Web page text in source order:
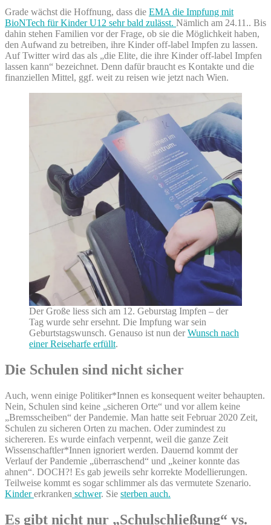
Grade wächst die Hoffnung, dass die EMA die Impfung mit
BioNTech für Kinder U12 sehr bald zulässt. Nämlich am 24.11.. Bis
dahin stehen Familien vor der Frage, ob sie die Möglichkeit haben,
den Aufwand zu betreiben, ihre Kinder off-label Impfen zu lassen.
Auf Twitter wird das als „die Elite, die ihre Kinder off-label Impfen
lassen kann“ bezeichnet. Denn dafür braucht es Kontakte und die
finanziellen Mittel, ggf. weit zu reisen wie jetzt nach Wien.
Der Große liess sich am 12. Geburstag Impfen – der
Tag wurde sehr ersehnt. Die Impfung war sein
Geburtstagswunsch. Genauso ist nun derWunsch nach
einer Reiseharfe erfüllt.
Die Schulen sind nicht sicher
Auch, wenn einige Politiker*Innen es konsequent weiter behaupten.
Nein, Schulen sind keine „sicheren Orte“ und vor allem keine
„Bremsscheiben“ der Pandemie. Man hatte seit Februar 2020 Zeit,
Schulen zu sicheren Orten zu machen. Oder zumindest zu
sichereren. Es wurde einfach verpennt, weil die ganze Zeit
Wissenschaftler*Innen ignoriert werden. Dauernd kommt der
Verlauf der Pandemie „überraschend“ und „keiner konnte das
ahnen“. DOCH?! Es gab jeweils sehr korrekte Modellierungen.
Teilweise kommt es sogar schlimmer als das vermutete Szenario.
Kindererkranken schwer. Sie sterben auch.
Es gibt nicht nur „Schulschließung“ vs.